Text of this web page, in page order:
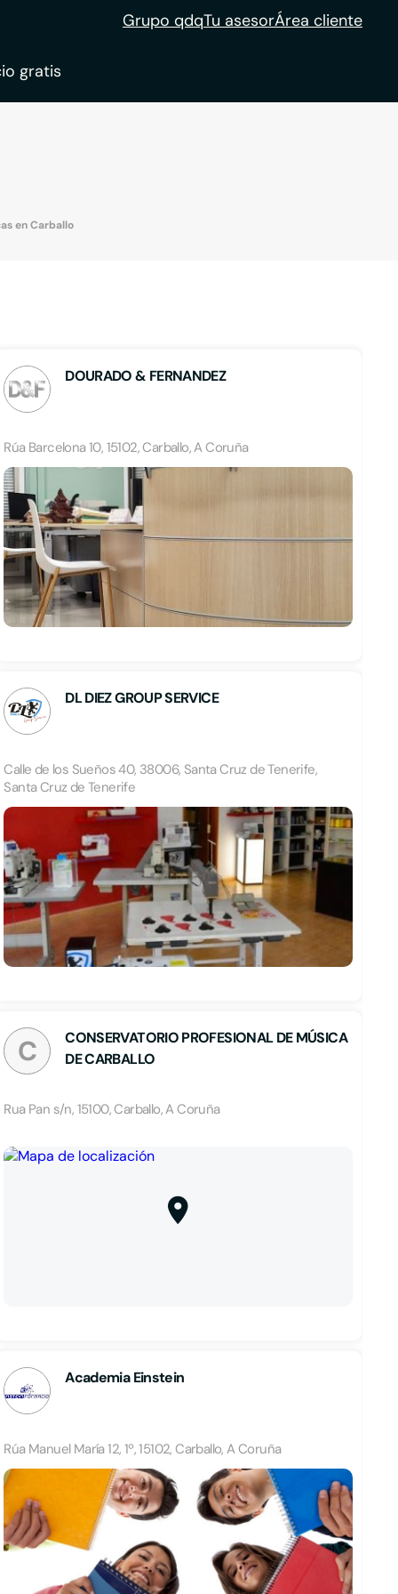
Grupo qdqTu asesorÁrea cliente
gratis
en Carballo
DOURADO & FERNANDEZ
Rúa Barcelona 10, 15102, Carballo, A Coruña
DL DIEZ GROUP SERVICE
Calle de los Sueños 40, 38006, Santa Cruz de Tenerife,
Santa Cruz de Tenerife
C
CONSERVATORIO PROFESIONAL DE MÚSICA
DE CARBALLO
Rua Pan s/n, 15100, Carballo, A Coruña
Academia Einstein
Rúa Manuel María 12, 1º, 15102, Carballo, A Coruña